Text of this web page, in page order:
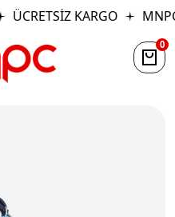
ÜCRETSİZ KARGO MNPC
0